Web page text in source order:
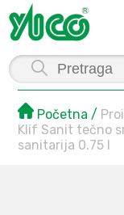
Početna
Klif Sanit tečno
sanitarija 0.75 l